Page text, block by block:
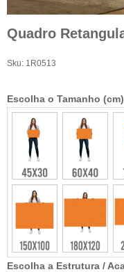
Quadro
Sku: 1R0513
Escolha a Estrutura /
Escolha o Tamanho (cm)